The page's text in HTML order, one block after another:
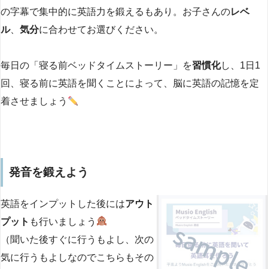
の字幕で集中的に英語力を鍛えるもあり。お子さんのレベ
ル、 気分に合わせてお選びください。
毎日の「寝る前ベッドタイムストーリー」を習慣化し、1日1
回、寝る前に英語を聞くことによって、脳に英語の記憶を定
着させましょう
発音を鍛えよう
英語をインプットした後にはアウト
プット も行いましょう
（聞いた後すぐに行うもよし、次の
気に行うもよしなのでこちらもその